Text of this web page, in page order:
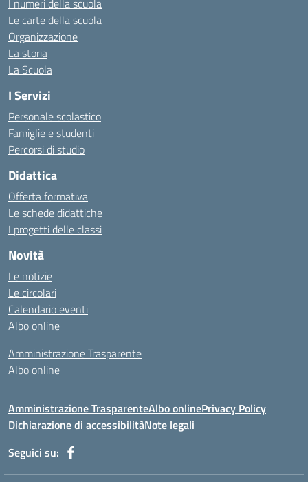
I numeri della scuola
Le carte della scuola
Organizzazione
La storia
La Scuola
I Servizi
Personale scolastico
Famiglie e studenti
Percorsi di studio
Didattica
Offerta formativa
Le schede didattiche
I progetti delle classi
Novità
Le notizie
Le circolari
Calendario eventi
Albo online
Amministrazione Trasparente
Albo online
Amministrazione TrasparenteAlbo onlinePrivacy Policy
Dichiarazione di accessibilitàNote legali
Seguici su: